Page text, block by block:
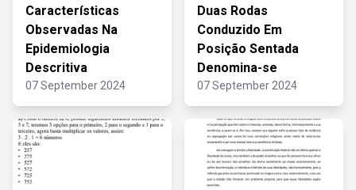
Características
Observadas Na
Epidemiologia
Descritiva
07 September 2024
Duas Rodas
Conduzido Em
Posição Sentada
Denomina-se
07 September 2024